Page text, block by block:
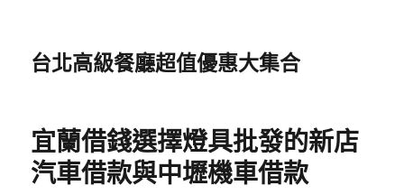
台北高級餐廳超值優惠大集合
宜蘭借錢選擇燈具批發的新店
汽車借款與中壢機車借款